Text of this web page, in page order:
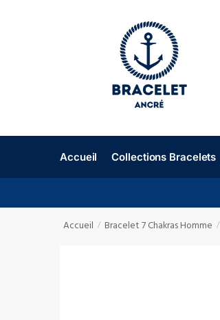
Accueil Collections Bracelets
Accueil / Bracelet 7 Chakras Homme /